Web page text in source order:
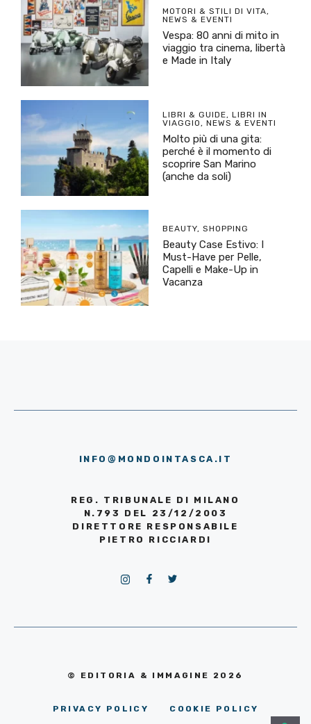
MOTORI & STILI DI VITA,
NEWS & EVENTI
Vespa: 80 anni di mito in
viaggio tra cinema, libertà
e Made in Italy
LIBRI & GUIDE, LIBRI IN
VIAGGIO, NEWS & EVENTI
Molto più di una gita:
perché è il momento di
scoprire San Marino
(anche da soli)
BEAUTY, SHOPPING
Beauty Case Estivo: I
Must-Have per Pelle,
Capelli e Make-Up in
Vacanza
INFO@MONDOINTASCA.IT
REG. TRIBUNALE DI MILANO
N.793 DEL 23/12/2003
DIRETTORE RESPONSABILE
PIETRO RICCIARDI
© EDITORIA & IMMAGINE 2026
PRIVACY POLICY COOKIE POLICY